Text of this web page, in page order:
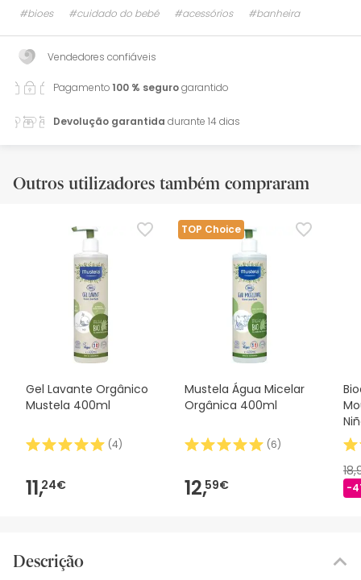
#bioes
#cuidado do bebé #acessórios #banheira
Vendedores confiáveis
Pagamento100 % segurogarantido
Devolução garantida durante 14 dias
Outros utilizadores também compraram
Gel Lavante Orgânico
Mustela 400ml
(4)
11,24€
TOP Choice
Mustela Água Micelar
Orgânica 400ml
(6)
12,59€ -
Descrição